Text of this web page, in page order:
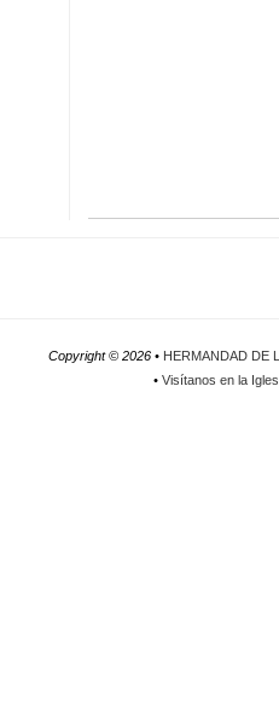
Copyright ©2026 • HERMANDAD DE
•Visítanos en la